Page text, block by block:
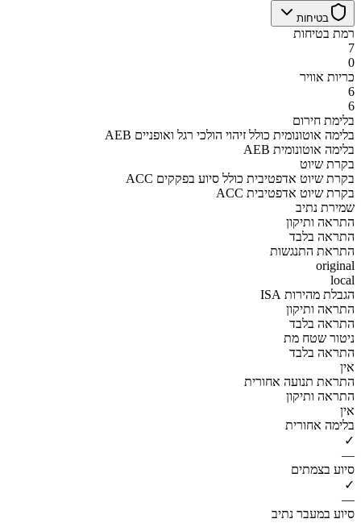
בטיחות
רמת בטיחות
7
0
כריות אוויר
6
6
בלימת חירום
AEB בלימה אוטונומית כולל זיהוי הולכי רגל ואופניים
AEB בלימה אוטונומית
בקרת שיוט
ACC בקרת שיוט אדפטיבית כולל סיוע בפקקים
ACC בקרת שיוט אדפטיבית
שמירת נתיב
התראה ותיקון
התראה בלבד
התראת התנגשות
original
local
הגבלת מהירות ISA
התראה ותיקון
התראה בלבד
ניטור שטח מת
התראה בלבד
אין
התראת תנועה אחורית
התראה ותיקון
אין
בלימה אחורית
✓
—
סיוע בצמתים
✓
—
סיוע במעבר נתיב